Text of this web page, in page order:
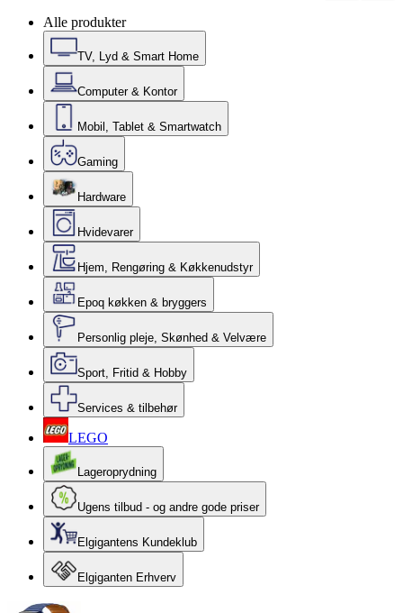
Alle produkter
TV, Lyd & Smart Home
Computer & Kontor
Mobil, Tablet & Smartwatch
Gaming
Hardware
Hvidevarer
Hjem, Rengøring & Køkkenudstyr
Epoq køkken & bryggers
Personlig pleje, Skønhed & Velvære
Sport, Fritid & Hobby
Services & tilbehør
LEGO
Lageroprydning
Ugens tilbud - og andre gode priser
Elgigantens Kundeklub
Elgiganten Erhverv